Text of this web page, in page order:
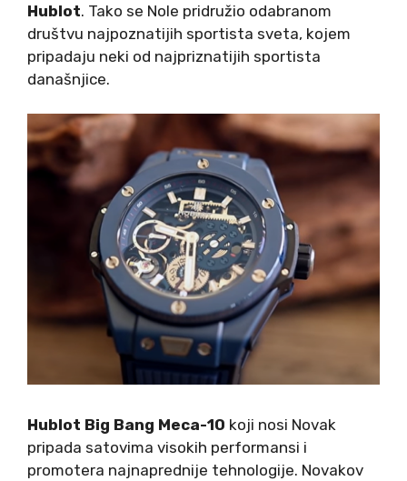
Hublot. Tako se Nole pridružio odabranom
društvu najpoznatijih sportista sveta, kojem
pripadaju neki od najpriznatijih sportista
današnjice.
Hublot Big Bang Meca-10 koji nosi Novak
pripada satovima visokih performansi i
promotera najnaprednije tehnologije. Novakov